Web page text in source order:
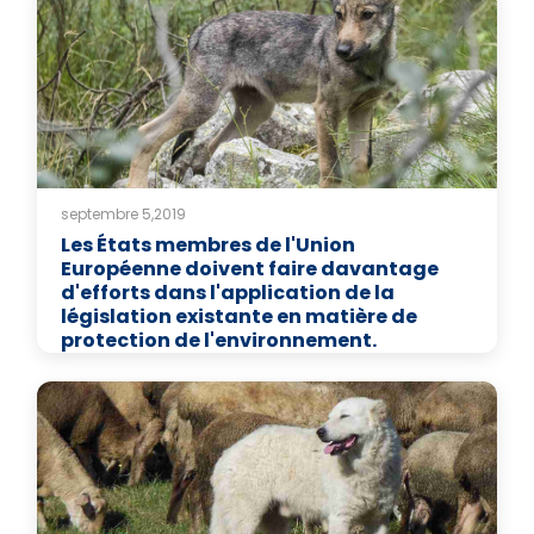
septembre 5,2019
Les États membres de l'Union
Européenne doivent faire davantage
d'efforts dans l'application de la
législation existante en matière de
protection de l'environnement.